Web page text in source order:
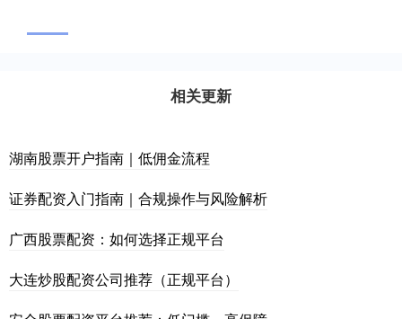
相关更新
湖南股票开户指南｜低佣金流程
证券配资入门指南｜合规操作与风险解析
广西股票配资：如何选择正规平台
大连炒股配资公司推荐（正规平台）